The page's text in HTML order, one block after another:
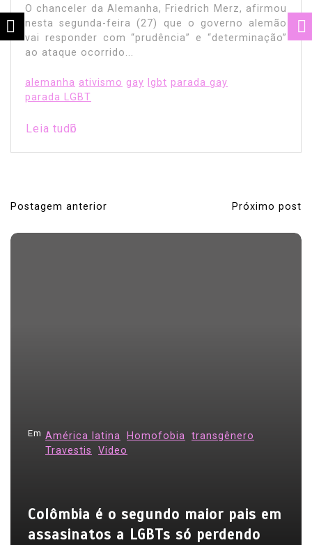
O chanceler da Alemanha, Friedrich Merz, afirmou
nesta segunda-feira (27) que o governo alemão
vai responder com “prudência” e “determinação”
ao ataque ocorrido...
alemanha ativismo gay lgbt parada gay
parada LGBT
Leia tudo
N
a
Postagem anterior Próximo post
Em América latina Homofobia transgênero
Travestis
Video
Colômbia é o segundo maior pais em
assasinatos a LGBTs só perdendo